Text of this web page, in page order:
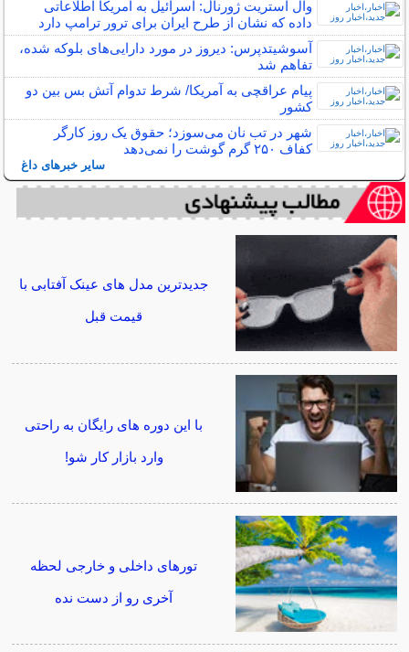
وال استریت ژورنال: اسرائیل به آمریکا اطلاعاتی
داده که نشان از طرح ایران برای ترور ترامپ دارد
آسوشیتدپرس: دیروز در مورد دارایی‌های بلوکه‌ شده،
تفاهم شد
پیام عراقچی به آمریکا/ شرط تدوام آتش بس بین دو
کشور
شهر در تب نان می‌سوزد؛ حقوق یک روز کارگر
کفاف ۲۵۰ گرم گوشت را نمی‌دهد
سایر خبرهای داغ
جدیدترین مدل های عینک آفتابی با
قیمت قبل
با این دوره های رایگان به راحتی
وارد بازار کار شو!
تورهای داخلی و خارجی لحظه
آخری رو از دست نده